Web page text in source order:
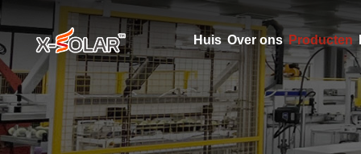
Huis Over ons Producten